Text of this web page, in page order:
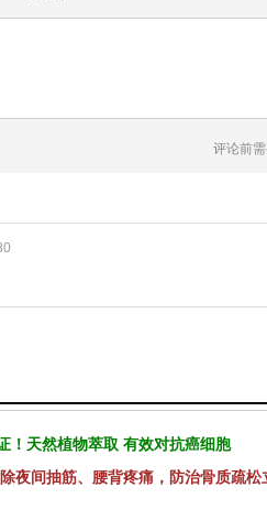
评论前
！天然植物萃取 有效对抗癌细胞
夜间抽筋、腰背疼痛，防治骨质疏松